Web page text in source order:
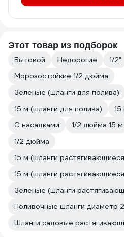
Этот товар из подборок
Бытовой Недорогие
1/2"
Морозостойкие 1/2 дюйма
Зеленые (шланги для полива)
15 м (шланги для полива)
С насадками
1/2 дюйма 15 м
1/2 дюйма
15 м (шланги
15 м (шланги
Зеленые (шланги
Поливочные шланги диаметр
Шланги садовые